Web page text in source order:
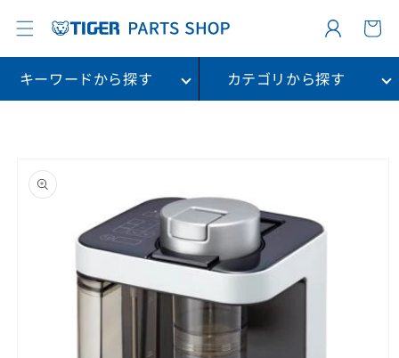
ンツに
進む
グ
イ
ー
ト
キーワードから探す
カテゴリから探す
報に進
む